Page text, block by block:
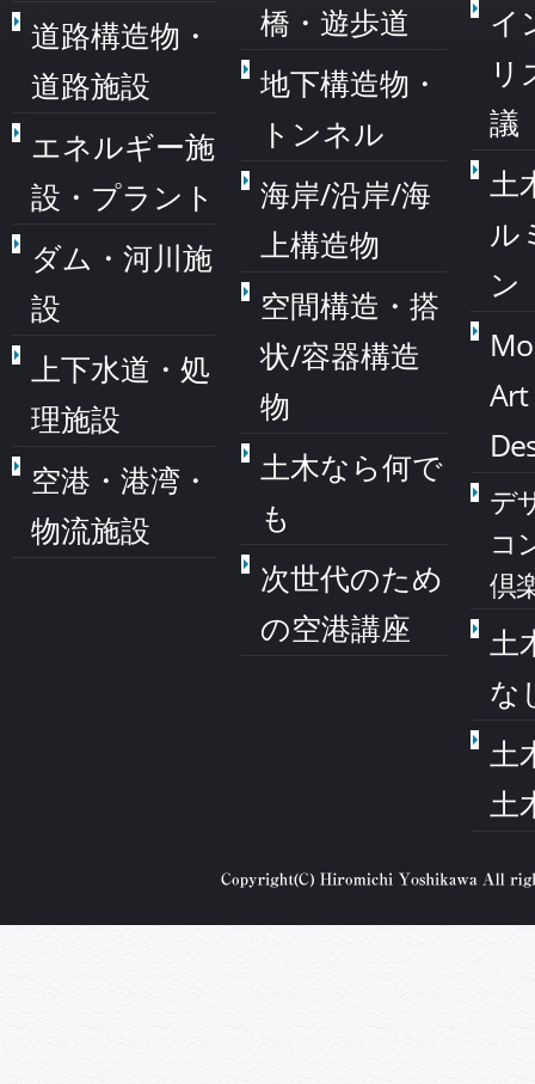
道路構造物・
道路施設
エネルギー施
設・プラント
ダム・河川施
設
上下水道・処
理施設
空港・港湾・
物流施設
橋・遊歩道
地下構造物・
トンネル
海岸/沿岸/海
上構造物
空間構造・搭
状/容器構造
物
土木なら何で
も
次世代のため
の空港講座
イ
リ
議
土
ル
ン
デ
コ
倶
土
な
土
土